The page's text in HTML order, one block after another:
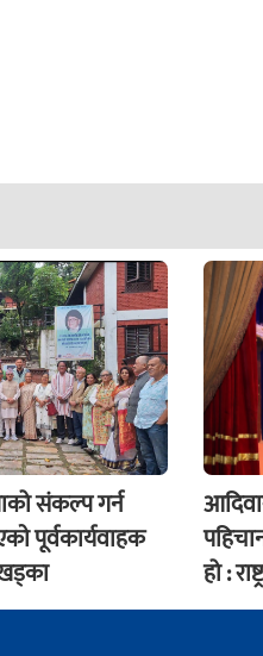
संकल्प गर्न
पूर्वकार्यवाहक
हो :